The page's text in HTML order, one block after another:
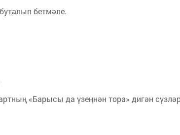
бетмәле.
«Барысы да үзеңнән тора» дигән